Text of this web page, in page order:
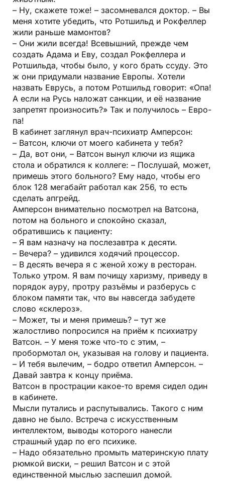
– Ну, скажете тоже! – засом­невался доктор. – Вы
меня хотите убедить, что Ротшильд и Рокфеллер
жили раньше мамонтов?
– Они жили всегда! Всевышний, прежде чем
создать Адама и Еву, создал Рокфеллера и
Ротшильда, чтобы было, у кого брать ссуду. Это
ж они придумали название Европы. Хотели
назвать Еврусь, а потом Ротшильд говорит: «Опа!
А если на Русь наложат санкции, и её название
запретят произносить?» Так и получилось – Ев­ро­
па!
В кабинет заглянул врач-психиатр Амперсон:
– Ватсон, ключи от моего кабинета у тебя?
– Да, вот они, – Ватсон вынул ключи из ящика
стола и обратился к коллеге: – Послушай, может,
примешь этого больного? Ему надо, чтобы его
блок 128 мегабайт работал как 256, то есть
сделать апгрейд.
Амперсон внимательно посмотрел на Ватсона,
потом на больного и спокойно сказал,
обратившись к пациенту:
– Я вам назначу на после­завтра к десяти.
– Вечера? – удивился ходячий процессор.
– В десять вечера я с женой хожу в ресторан.
Только утром. Я вам почищу харизму, приведу в
порядок ауру, протру разъёмы и разберусь с
блоком памяти так, что вы навсегда забудете
слово «склероз».
– Может, ты и меня примешь? – тут же
жалостливо попросился на приём к психиатру
Ватсон. – У меня тоже что-то с этим, –
пробормотал он, указывая на голову и пациента.
– И тебя вылечим, – бодро ответил Амперсон. –
Давай завтра к концу приёма.
Ватсон в прострации какое-то время сидел один
в кабинете.
Мысли путались и распутывались. Такого с ним
давно не было. Встреча с искусственным
интеллектом, выводы которого нанесли
страшный удар по его психике.
– Надо обязательно промыть материнскую плату
рюмкой виски, – решил Ватсон и с этой
единственной мыслью заспешил домой.